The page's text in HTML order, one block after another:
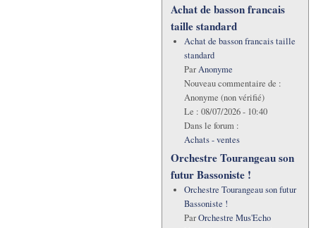
Achat de basson francais
taille standard
Achat de basson francais taille
standard
ParAnonyme
Nouveau commentaire de :
Anonyme (non vérifié)
Le : 08/07/2026 - 10:40
Dans le forum :
Achats - ventes
Orchestre Tourangeau son
futur Bassoniste !
Orchestre Tourangeau son futur
Bassoniste !
ParOrchestre Mus'Echo